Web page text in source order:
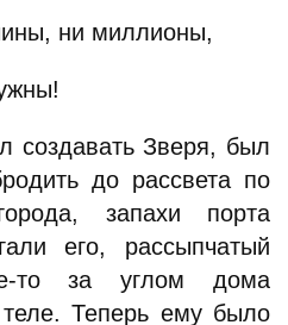
ни миллионы,
создавать Зверя, был
до рассвета по
запахи порта
его, рассыпчатый
то за углом дома
Теперь ему было